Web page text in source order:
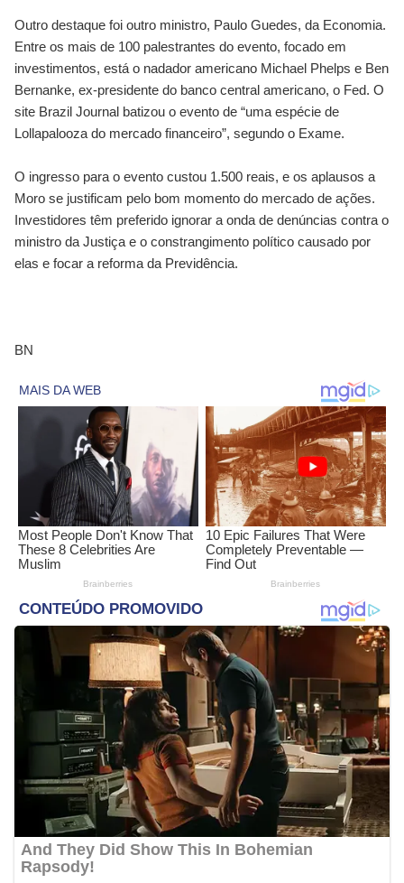
Outro destaque foi outro ministro, Paulo Guedes, da Economia.
Entre os mais de 100 palestrantes do evento, focado em
investimentos, está o nadador americano Michael Phelps e Ben
Bernanke, ex-presidente do banco central americano, o Fed. O
site Brazil Journal batizou o evento de “uma espécie de
Lollapalooza do mercado financeiro”, segundo o Exame.
O ingresso para o evento custou 1.500 reais, e os aplausos a
Moro se justificam pelo bom momento do mercado de ações.
Investidores têm preferido ignorar a onda de denúncias contra o
ministro da Justiça e o constrangimento político causado por
elas e focar a reforma da Previdência.
BN